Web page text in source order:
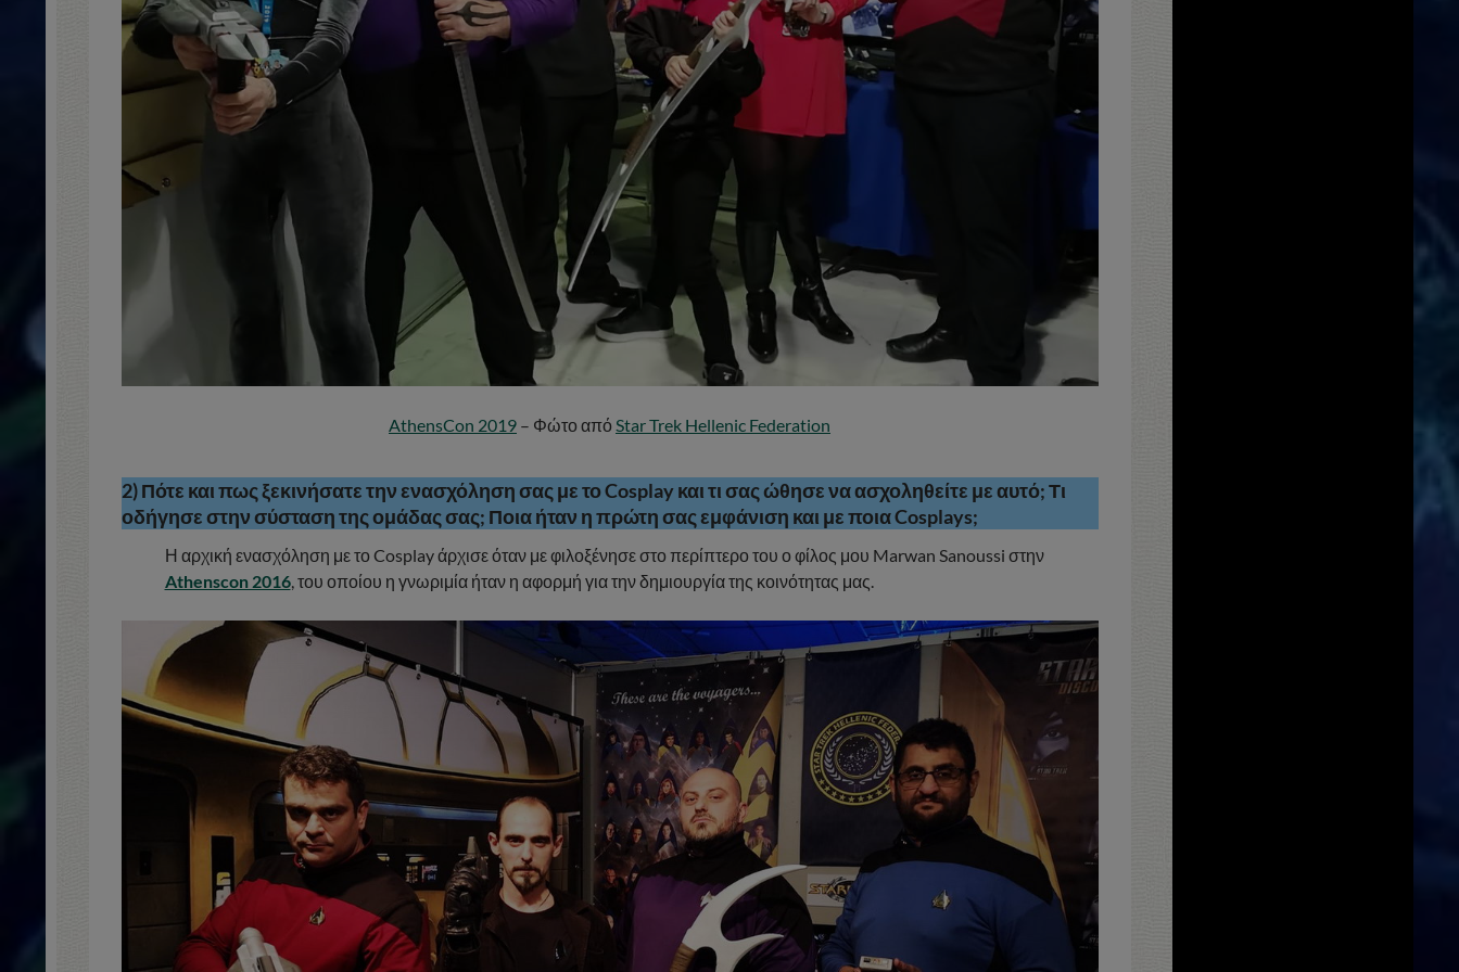
AthensCon 2019 – Φώτο από Star Trek Hellenic Federation
2) Πότε και πως ξεκινήσατε την ενασχόληση σας με το Cosplay και τι σας ώθησε να ασχοληθείτε με αυτό; Τι
οδήγησε στην σύσταση της ομάδας σας; Ποια ήταν η πρώτη σας εμφάνιση και με ποια Cosplays;
Η αρχική ενασχόληση με το Cosplay άρχισε όταν με φιλοξένησε στο περίπτερο του ο φίλος μου Marwan Sanoussi στην
Athenscon 2016, του οποίου η γνωριμία ήταν η αφορμή για την δημιουργία της κοινότητας μας.